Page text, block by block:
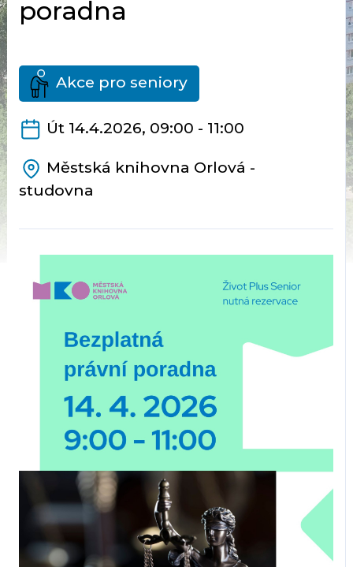
poradna
Akce pro seniory
Út 14.4.2026, 09:00 - 11:00
Městská knihovna Orlová -
studovna